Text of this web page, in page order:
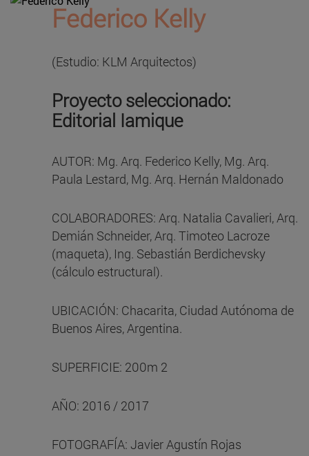
Federico Kelly
(Estudio: KLM Arquitectos)
Proyecto seleccionado:
Editorial Iamique
AUTOR: Mg. Arq. Federico Kelly, Mg. Arq.
Paula Lestard, Mg. Arq. Hernán Maldonado
COLABORADORES: Arq. Natalia Cavalieri, Arq.
Demián Schneider, Arq. Timoteo Lacroze
(maqueta), Ing. Sebastián Berdichevsky
(cálculo estructural).
UBICACIÓN: Chacarita, Ciudad Autónoma de
Buenos Aires, Argentina.
SUPERFICIE: 200m 2
AÑO: 2016 / 2017
FOTOGRAFÍA: Javier Agustín Rojas